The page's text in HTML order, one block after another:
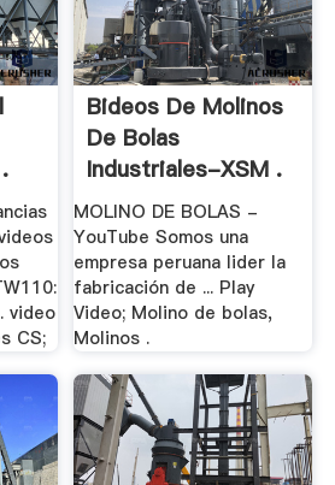
video
CS;
Bideos De Molinos
De Bolas
Industriales-XSM .
MOLINO DE BOLAS -
YouTube Somos una
empresa peruana lider la
fabricación de ... Play
Video; Molino de bolas,
Molinos .